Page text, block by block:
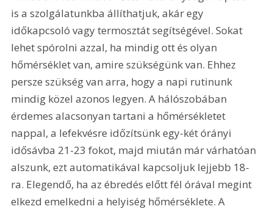
is a szolgálatunkba állíthatjuk, akár egy
időkapcsoló vagy termosztát segítségével. Sokat
lehet spórolni azzal, ha mindig ott és olyan
hőmérséklet van, amire szükségünk van. Ehhez
persze szükség van arra, hogy a napi rutinunk
mindig közel azonos legyen. A hálószobában
érdemes alacsonyan tartani a hőmérsékletet
nappal, a lefekvésre időzítsünk egy-két órányi
idősávba 21-23 fokot, majd miután már várhatóan
alszunk, ezt automatikával kapcsoljuk lejjebb 18-
ra. Elegendő, ha az ébredés előtt fél órával megint
elkezd emelkedni a helyiség hőmérséklete. A